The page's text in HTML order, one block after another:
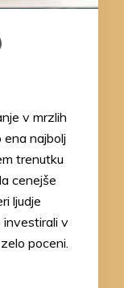
v mrzlih
ena najbolj
trenutku
cenejše
ljudje
investirali v
poceni.